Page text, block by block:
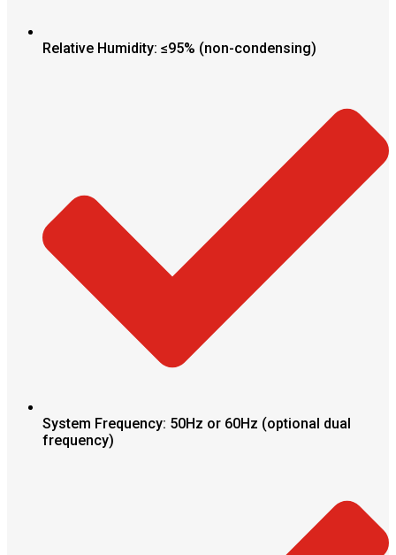
Relative Humidity: ≤95% (non-condensing)
System Frequency: 50Hz or 60Hz (optional dual
frequency)